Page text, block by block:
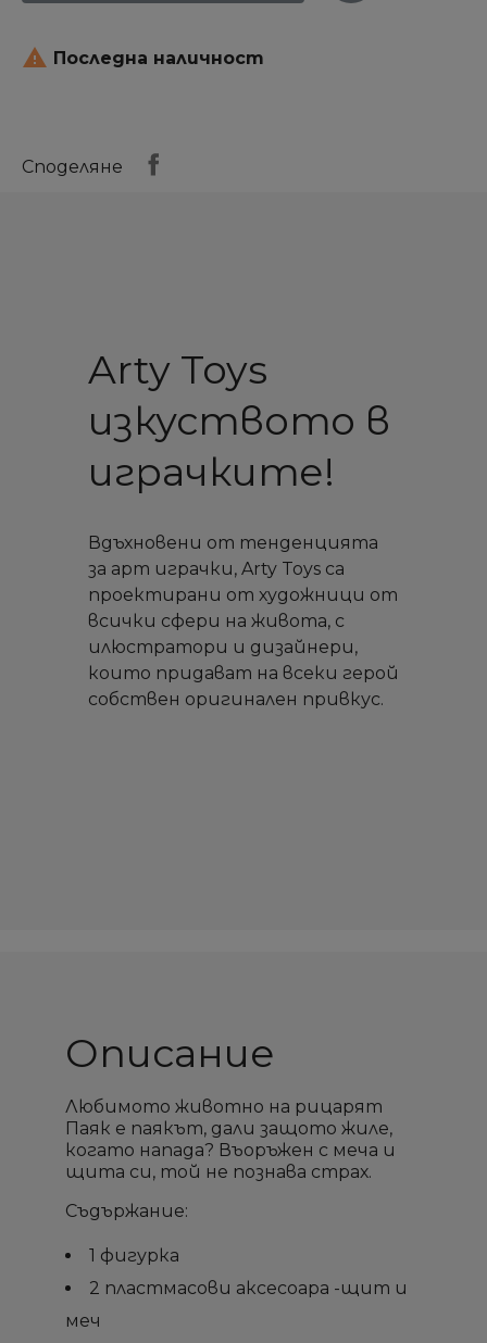
 Последна наличност
Споделяне
Arty Toys
изкуството в
играчките!
Вдъхновени от тенденцията
за арт играчки, Arty Toys са
проектирани от художници от
всички сфери на живота, с
илюстратори и дизайнери,
които придават на всеки герой
собствен оригинален привкус.
Описание
Любимото животно на рицарят
Паяк е паякът, дали защото жиле,
когато напада? Въоръжен с меча и
щита си, той не познава страх.
Съдържание:
1 фигурка
2 пластмасови аксесоара -щит и
меч